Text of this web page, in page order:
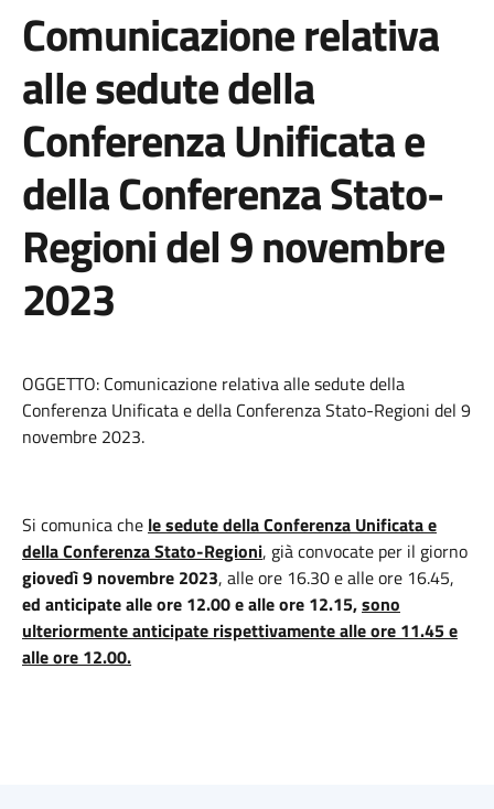
Comunicazione relativa
alle sedute della
Conferenza Unificata e
della Conferenza Stato-
Regioni del 9 novembre
2023
OGGETTO: Comunicazione relativa alle sedute della
Conferenza Unificata e della Conferenza Stato-Regioni del 9
novembre 2023.
Si comunica che le sedute della Conferenza Unificata e
della Conferenza Stato-Regioni, già convocate per il giorno
giovedì 9 novembre 2023, alle ore 16.30 e alle ore 16.45,
ed anticipate alle ore 12.00 e alle ore 12.15,sono
ulteriormente anticipate rispettivamente alle ore 11.45 e
alle ore 12.00.